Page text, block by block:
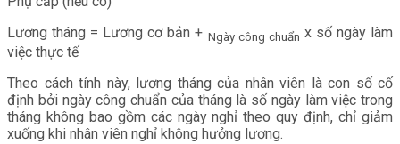
Lương tháng = Lương cơ bản + Ngày công chuẩn x số ngày làm
việc thực tế
Theo cách tính này, lương tháng của nhân viên là con số cố
định bởi ngày công chuẩn của tháng là số ngày làm việc trong
tháng không bao gồm các ngày nghỉ theo quy định, chỉ giảm
xuống khi nhân viên nghỉ không hưởng lương.